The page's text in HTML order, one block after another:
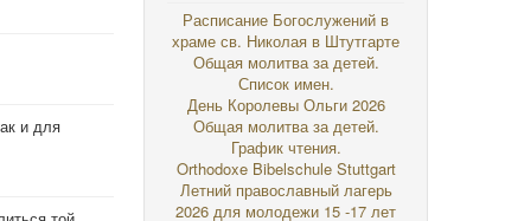
и для
Расписание Богослужений в
храме св. Николая в Штутгарте
Общая молитва за детей.
Список имен.
День Королевы Ольги 2026
Общая молитва за детей.
График чтения.
Orthodoxe Bibelschule Stuttgart
Летний православный лагерь
2026 для молодежи 15 -17 лет